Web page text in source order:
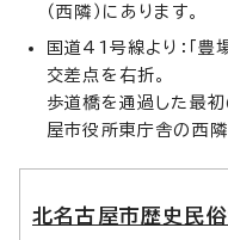
（西隣）にあります。
国道41号線より：「豊
交差点を右折。
歩道橋を通過した最
屋市役所東庁舎の西隣
北名古屋市歴史民